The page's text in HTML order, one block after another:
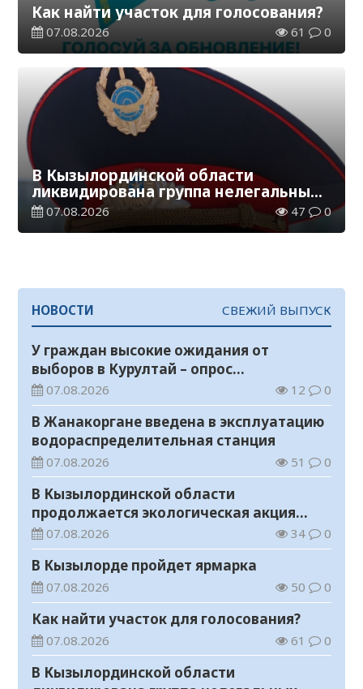
Как найти участок для голосования?
07.08.2026 61 0
В Кызылординской области
ликвидирована группа нелегальных
добытчиков золота
07.08.2026 47 0
НОВОСТИ СВЕЖИЙ ВЫПУСК
У граждан высокие ожидания от
выборов в Курултай – опрос
общественного мнения
07.08.2026 12 0
В Жанакоргане введена в эксплуатацию
водораспределительная станция
07.08.2026 51 0
В Кызылординской области
продолжается экологическая акция
«Таза Қазақстан»
07.08.2026 34 0
В Кызылорде пройдет ярмарка
07.08.2026 50 0
Как найти участок для голосования?
07.08.2026 61 0
В Кызылординской области